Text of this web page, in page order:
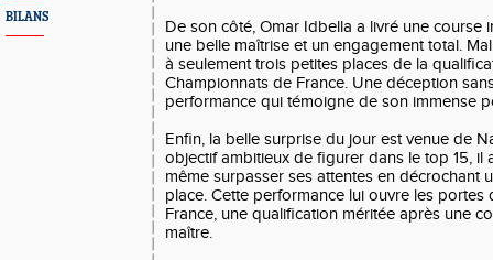
BILANS
De son côté, Omar Idbella a livré une course
une belle maîtrise et un engagement total.
à seulement trois petites places de la
Championnats de France. Une déception
performance qui témoigne de son immense
Enfin, la belle surprise du jour est venue de
objectif ambitieux de figurer dans le top 15, il
même surpasser ses attentes en décrochant
place. Cette performance lui ouvre les portes
France, une qualification méritée après une
maître.